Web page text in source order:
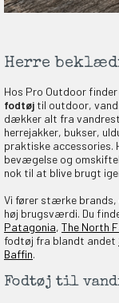
Herre
Hos Pro Outdoor
fodtøj til outdoor,
dækker alt fra
herrejakker, bukser,
praktiske accessories.
bevægelse og
nok til at blive brugt
Vi fører stærke
høj brugsværdi. Du
Patagonia, The North
fodtøj fra blandt andet
Baffin.
Fodtøj til